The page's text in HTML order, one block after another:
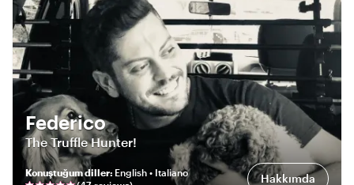
Federico
The Truffle Hunter!
Konuştuğum diller: English • Italiano
Hakkımda